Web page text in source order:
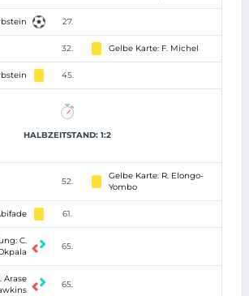
27.
32. Gelbe Karte: F. Michel
45.
HALBZEITSTAND: 1:2
52.
Gelbe Karte: R. Elongo-
Yombo
61.
C.
65.
Arase
65.